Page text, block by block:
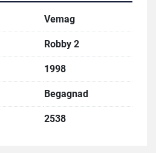
Vemag
Robby 2
1998
Begagnad
2538